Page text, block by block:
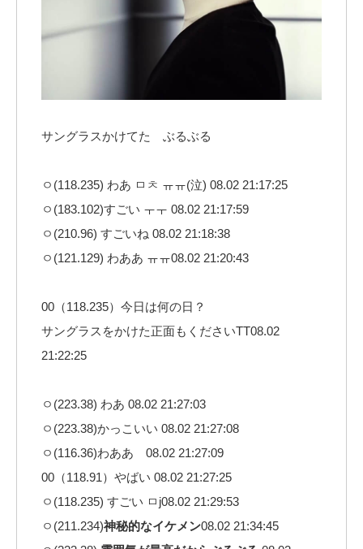
サングラスかけてた ぶるぶる
ㅇ(118.235) わあ ㅁㅊ ㅠㅠ(泣) 08.02 21:17:25
ㅇ(183.102)すごい ㅜㅜ 08.02 21:17:59
ㅇ(210.96) すごいね 08.02 21:18:38
ㅇ(121.129) わああ ㅠㅠ08.02 21:20:43
00（118.235）今日は何の日？
サングラスをかけた正面もくださいTT08.02
21:22:25
ㅇ(223.38) わあ 08.02 21:27:03
ㅇ(223.38)かっこいい 08.02 21:27:08
ㅇ(116.36)わああ 08.02 21:27:09
00（118.91）やばい 08.02 21:27:25
ㅇ(118.235) すごい ㅁj08.02 21:29:53
ㅇ(211.234)神秘的なイケメン08.02 21:34:45